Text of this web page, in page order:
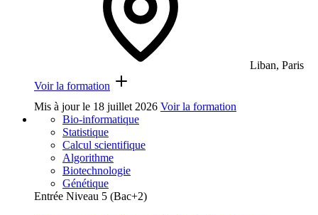
Liban, Paris
Voir la formation
Mis à jour le 18 juillet 2026 Voir la formation
Bio-informatique
Statistique
Calcul scientifique
Algorithme
Biotechnologie
Génétique
Entrée Niveau 5 (Bac+2)